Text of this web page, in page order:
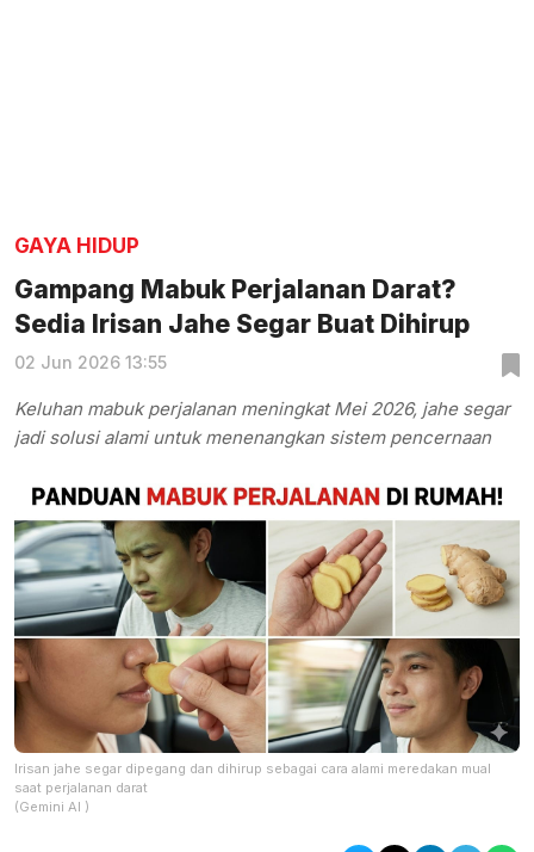
GAYA HIDUP
Gampang Mabuk Perjalanan Darat?
Sedia Irisan Jahe Segar Buat Dihirup
02 Jun 2026 13:55
Keluhan mabuk perjalanan meningkat Mei 2026, jahe segar
jadi solusi alami untuk menenangkan sistem pencernaan
Irisan jahe segar dipegang dan dihirup sebagai cara alami meredakan mual
saat perjalanan darat
(Gemini AI )